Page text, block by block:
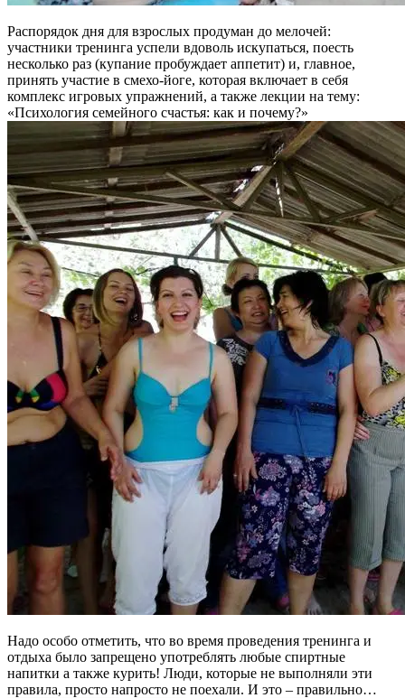
Распорядок дня для взрослых продуман до мелочей:
участники тренинга успели вдоволь искупаться, поесть
несколько раз (купание пробуждает аппетит) и, главное,
принять участие в смехо-йоге, которая включает в себя
комплекс игровых упражнений, а также лекции на тему:
«Психология семейного счастья: как и почему?»
Надо особо отметить, что во время проведения тренинга и
отдыха было запрещено употреблять любые спиртные
напитки а также курить! Люди, которые не выполняли эти
правила, просто напросто не поехали. И это – правильно…